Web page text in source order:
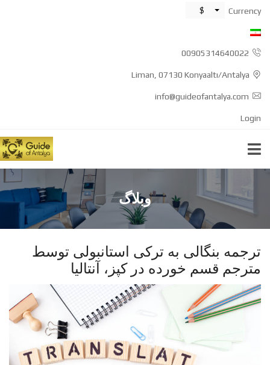
Currency
$
00905314640022
Liman, 07130 Konyaaltı/Antalya
info@guideofantalya.com
Login
وبلاگ
ترجمه بنگالی به ترکی استانبولی توسط
مترجم قسم خورده در کپز، آنتالیا